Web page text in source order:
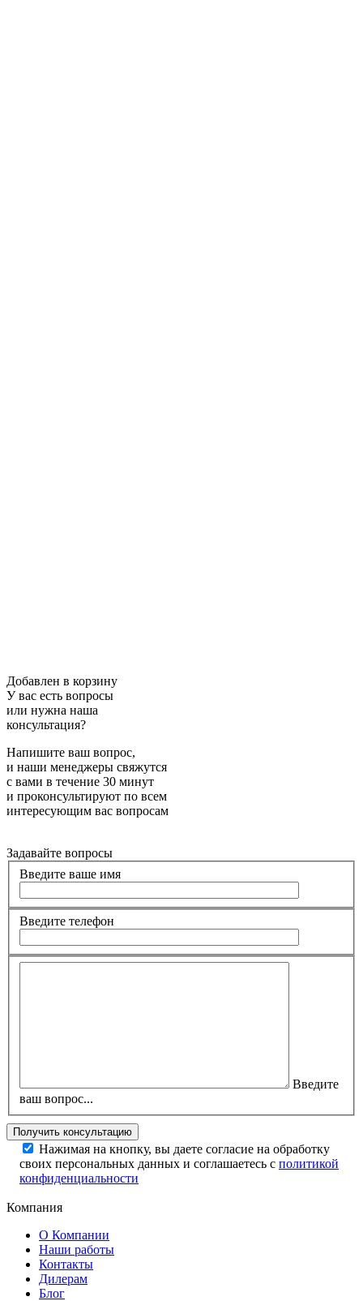
Добавлен в корзину
У вас есть вопросы
или нужна наша
консультация?
Напишите ваш вопрос,
и наши менеджеры свяжутся
с вами в течение 30 минут
и проконсультируют по всем
интересующим вас вопросам
Задавайте вопросы
Введите ваше имя
Введите телефон
Введите
ваш вопрос...
Нажимая на кнопку, вы даете согласие на обработку
своих персональных данных и соглашаетесь с политикой
конфиденциальности
Компания
О Компании
Наши работы
Контакты
Дилерам
Блог